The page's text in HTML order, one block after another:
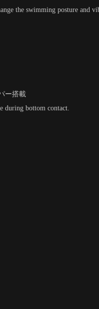
the swimming posture and
ー搭載
during bottom contact.